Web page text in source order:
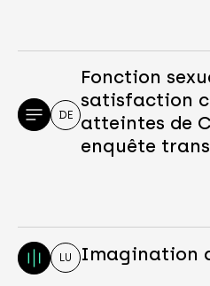
DE
Fonction
satisfaction
atteintes de
enquête
LU Imagination